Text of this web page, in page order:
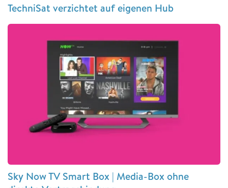
TechniSat verzichtet auf eigenen Hub
Sky Now TV Smart Box | Media-Box ohne